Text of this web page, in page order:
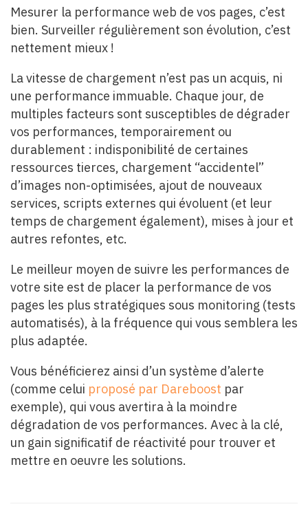
Mesurer la performance web de vos pages, c’est
bien. Surveiller régulièrement son évolution, c’est
nettement mieux !
La vitesse de chargement n’est pas un acquis, ni
une performance immuable. Chaque jour, de
multiples facteurs sont susceptibles de dégrader
vos performances, temporairement ou
durablement : indisponibilité de certaines
ressources tierces, chargement “accidentel”
d’images non-optimisées, ajout de nouveaux
services, scripts externes qui évoluent (et leur
temps de chargement également), mises à jour et
autres refontes, etc.
Le meilleur moyen de suivre les performances de
votre site est de placer la performance de vos
pages les plus stratégiques sous monitoring (tests
automatisés), à la fréquence qui vous semblera les
plus adaptée.
Vous bénéficierez ainsi d’un système d’alerte
(comme celui proposé par Dareboost par
exemple), qui vous avertira à la moindre
dégradation de vos performances. Avec à la clé,
un gain significatif de réactivité pour trouver et
mettre en oeuvre les solutions.